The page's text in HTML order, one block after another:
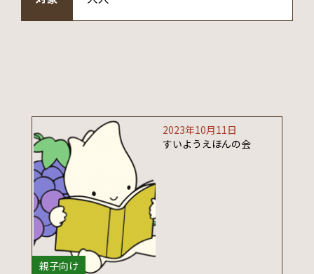
親子向け
2023年10月11日
すいようえほんの会